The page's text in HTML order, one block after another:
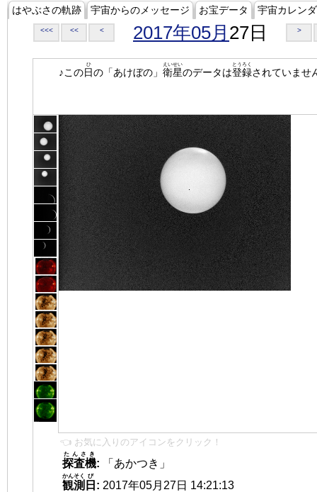
はやぶさの軌跡 宇宙からのメッセージ お宝データ 宇宙カレン
<<< << < 2017年05月 27日 >
♪この日
ひ
の「あけぼの」 衛星
えいせい
のデータは登録
とうろく
されていませ
👈 お気に入りのアイコンをクリック！
探査機
たんさき
:
「あかつき」
観測
かんそく
日
び
: 2017年05月27日 14:21:13